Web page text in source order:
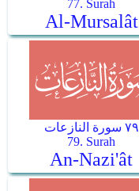
77. Surah
Al-Mursalât
٧٩ سورة النازعات
79. Surah
An-Nazi'ât